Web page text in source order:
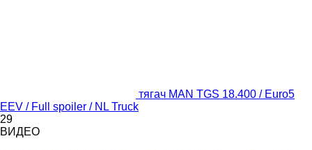
тягач MAN TGS 18.400 / Euro5
EEV / Full spoiler / NL Truck
29
ВИДЕО